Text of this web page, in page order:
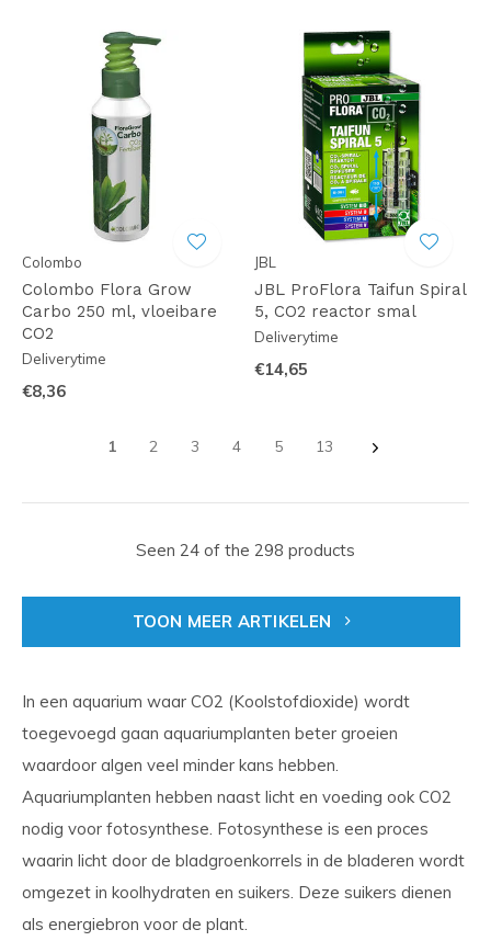
Colombo
Colombo Flora Grow
Carbo 250 ml, vloeibare
CO2
Deliverytime
€8,36
JBL
JBL ProFlora Taifun Spiral
5, CO2 reactor smal
Deliverytime
€14,65
1 2 3 4 5 13
Seen 24 of the 298 products
TOON MEER ARTIKELEN
In een aquarium waar CO2 (Koolstofdioxide) wordt
toegevoegd gaan aquariumplanten beter groeien
waardoor algen veel minder kans hebben.
Aquariumplanten hebben naast licht en voeding ook CO2
nodig voor fotosynthese. Fotosynthese is een proces
waarin licht door de bladgroenkorrels in de bladeren wordt
omgezet in koolhydraten en suikers. Deze suikers dienen
als energiebron voor de plant.